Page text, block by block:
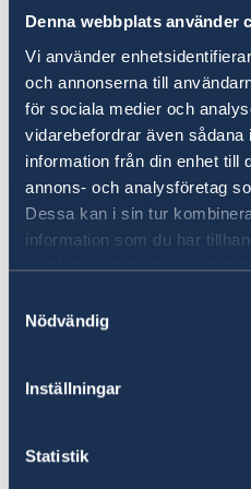
Denna webbplats använder
Vi använder
och annonserna till
för sociala medier och
vidarebefordrar även sådana
information från din enhet till
annons- och analysföretag
Dessa kan i sin tur
information som du har
samlat in när du har använt
Nödvändig
Inställningar
Statistik
Melden van
Als u een klacht of een
handelen van de
Nederland heeft, dan
Ministerie van
Een klacht indienen
van Zweden in
Vermoedelijke misdaad